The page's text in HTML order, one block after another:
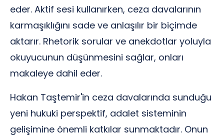
eder. Aktif sesi kullanırken, ceza davalarının
karmaşıklığını sade ve anlaşılır bir biçimde
aktarır. Rhetorik sorular ve anekdotlar yoluyla
okuyucunun düşünmesini sağlar, onları
makaleye dahil eder.
Hakan Taştemir'in ceza davalarında sunduğu
yeni hukuki perspektif, adalet sisteminin
gelişimine önemli katkılar sunmaktadır. Onun